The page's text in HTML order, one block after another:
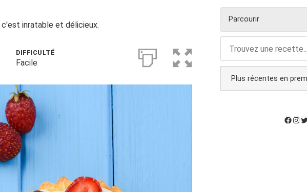
inratable et délicieux.
DIFFICULTÉ
Facile
Parcourir